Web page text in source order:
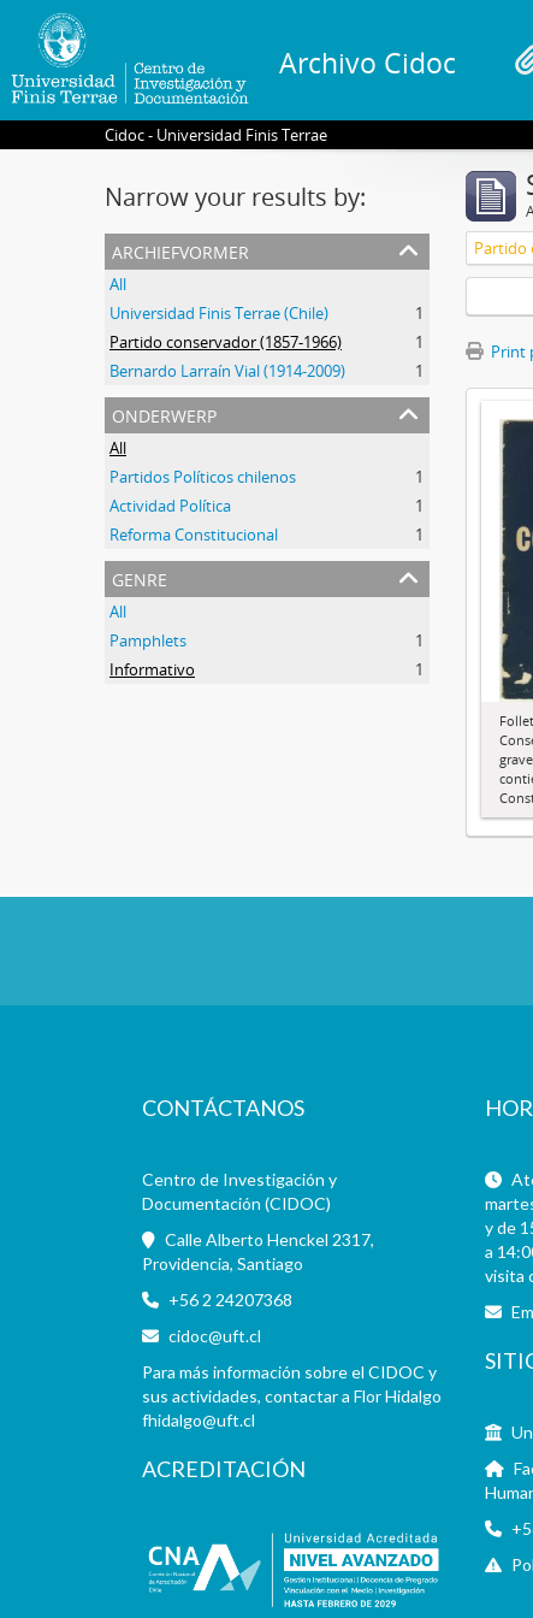
Archivo Cidoc
Cidoc - Universidad Finis Terrae
Narrow your results by:
archiefvormer
All
Universidad Finis Terrae (Chile)
1
Partido conservador (1857-1966)
1
Bernardo Larraín Vial (1914-2009)
1
onderwerp
All
Partidos Políticos chilenos
1
Actividad Política
1
Reforma Constitucional
1
genre
All
Pamphlets
1
Informativo
1
Partido
Print
CONTÁCTANOS
Centro de Investigación y
Documentación (CIDOC)
Calle Alberto Henckel 2317,
Providencia, Santiago
+56 2 24207368
cidoc@uft.cl
Para más información sobre el CIDOC y
sus actividades, contactar a Flor Hidalgo
fhidalgo@uft.cl
ACREDITACIÓN
y de
a
visita